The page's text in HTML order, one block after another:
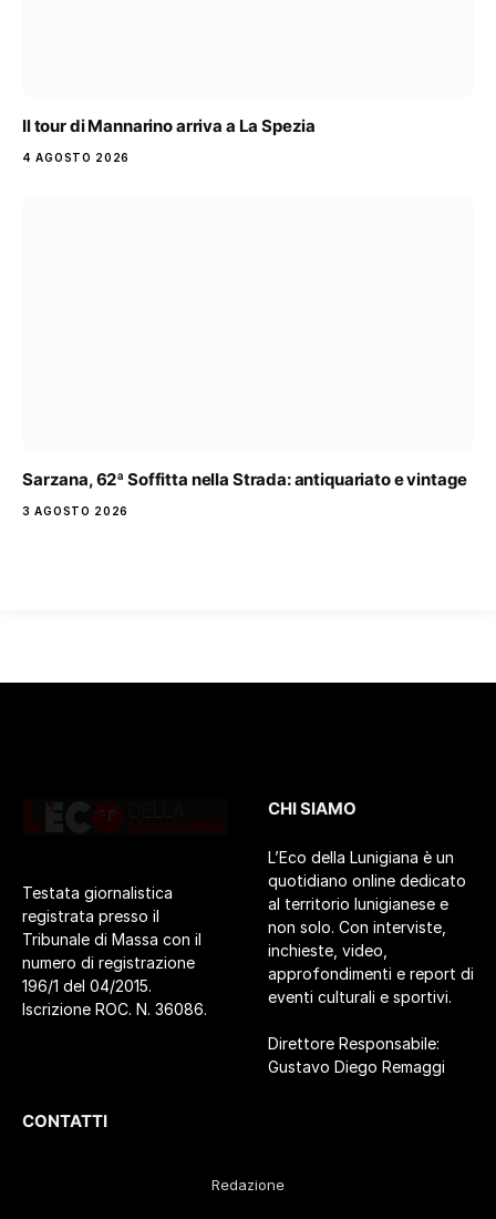
Il tour di Mannarino arriva a La Spezia
4 AGOSTO 2026
Sarzana, 62ª Soffitta nella Strada: antiquariato e vintage
3 AGOSTO 2026
Testata giornalistica
registrata presso il
Tribunale di Massa con il
numero di registrazione
196/1 del 04/2015.
Iscrizione ROC. N. 36086.
CHI SIAMO
L’Eco della Lunigiana è un
quotidiano online dedicato
al territorio lunigianese e
non solo. Con interviste,
inchieste, video,
approfondimenti e report di
eventi culturali e sportivi.
Direttore Responsabile:
Gustavo Diego Remaggi
CONTATTI
Redazione